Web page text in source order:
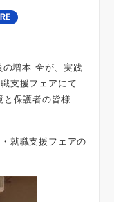
増本 全が、実践
支援フェアにて
と保護者の皆様
就職支援フェアの